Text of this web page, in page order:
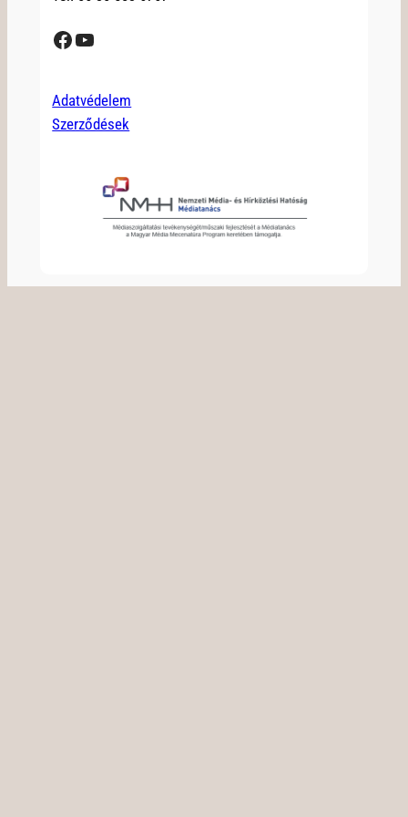
Facebook YouTube
Adatvédelem
Szerződések